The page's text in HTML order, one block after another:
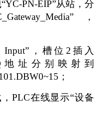
PN-EIP”从站，分
，
Input”，槽位2插入
Q地址分别映射到
；
PLC在线显示“设备